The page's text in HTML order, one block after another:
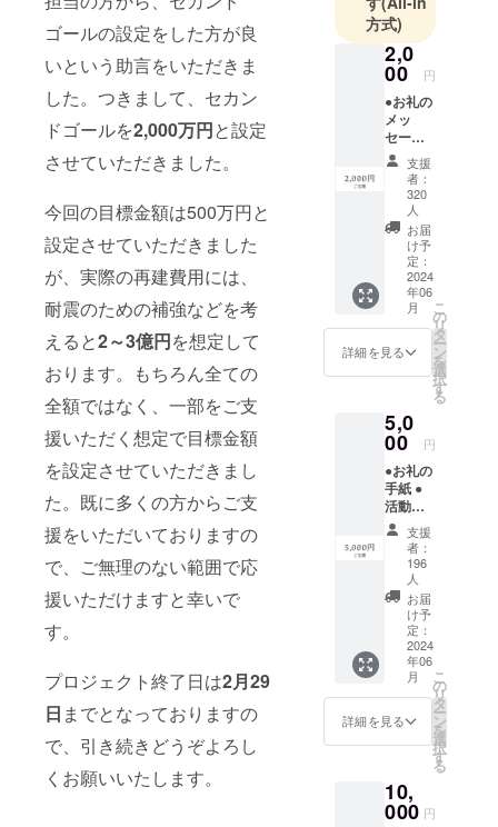
ゴールの設定をした方が良
いという助言をいただきま
した。つきまして、セカン
ドゴールを2,000万円と設定
させていただきました。
今回の目標金額は500万円と
設定させていただきました
が、実際の再建費用には、
耐震のための補強などを考
えると2～3億円を想定して
おります。もちろん全ての
全額ではなく、一部をご支
援いただく想定で目標金額
を設定させていただきまし
た。既に多くの方からご支
援をいただいておりますの
で、ご無理のない範囲で応
援いただけますと幸いで
す。
プロジェクト終了日は2月29
日 までとなっておりますの
で、引き続きどうぞよろし
くお願いいたします。
くの明かり
の空間を提
案していま
方式)
2,0
00 円
●お礼の
メッ
セージ
●活動報
告 ※プ
ロジェ
クト
ページ
「活動
報告」
欄にて
ご報告
させて
いただ
きま
支援
者：
320
人
お届
け予
定：
2024
年06
月
詳細を見る
こ
の
リ
タ
ー
ン
を
選
択
す
る
5,0
00 円
●お礼の
手紙 ●
活動報
告 ※プ
ロジェ
クト
ページ
「活動
報告」
欄にて
ご報告
させて
いただ
きま
す。
支援
者：
196
人
お届
け予
定：
2024
年06
月
詳細を見る
こ
の
リ
タ
ー
ン
を
選
択
す
る
10,
000 円